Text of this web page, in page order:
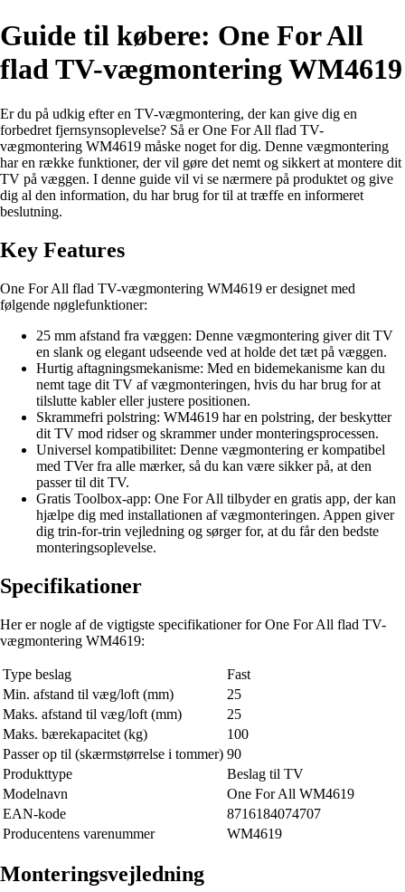
Guide til købere: One For All
flad TV-vægmontering WM4619
Er du på udkig efter en TV-vægmontering, der kan give dig en
forbedret fjernsynsoplevelse? Så er One For All flad TV-
vægmontering WM4619 måske noget for dig. Denne vægmontering
har en række funktioner, der vil gøre det nemt og sikkert at montere dit
TV på væggen. I denne guide vil vi se nærmere på produktet og give
dig al den information, du har brug for til at træffe en informeret
beslutning.
Key Features
One For All flad TV-vægmontering WM4619 er designet med
følgende nøglefunktioner:
25 mm afstand fra væggen: Denne vægmontering giver dit TV
en slank og elegant udseende ved at holde det tæt på væggen.
Hurtig aftagningsmekanisme: Med en bidemekanisme kan du
nemt tage dit TV af vægmonteringen, hvis du har brug for at
tilslutte kabler eller justere positionen.
Skrammefri polstring: WM4619 har en polstring, der beskytter
dit TV mod ridser og skrammer under monteringsprocessen.
Universel kompatibilitet: Denne vægmontering er kompatibel
med TVer fra alle mærker, så du kan være sikker på, at den
passer til dit TV.
Gratis Toolbox-app: One For All tilbyder en gratis app, der kan
hjælpe dig med installationen af vægmonteringen. Appen giver
dig trin-for-trin vejledning og sørger for, at du får den bedste
monteringsoplevelse.
Specifikationer
Her er nogle af de vigtigste specifikationer for One For All flad TV-
vægmontering WM4619:
Type beslag
Fast
Min. afstand til væg/loft (mm)
25
Maks. afstand til væg/loft (mm)
25
Maks. bærekapacitet (kg)
100
Passer op til (skærmstørrelse i tommer) 90
Produkttype
Beslag til TV
Modelnavn
One For All WM4619
EAN-kode
8716184074707
Producentens varenummer
WM4619
Monteringsvejledning